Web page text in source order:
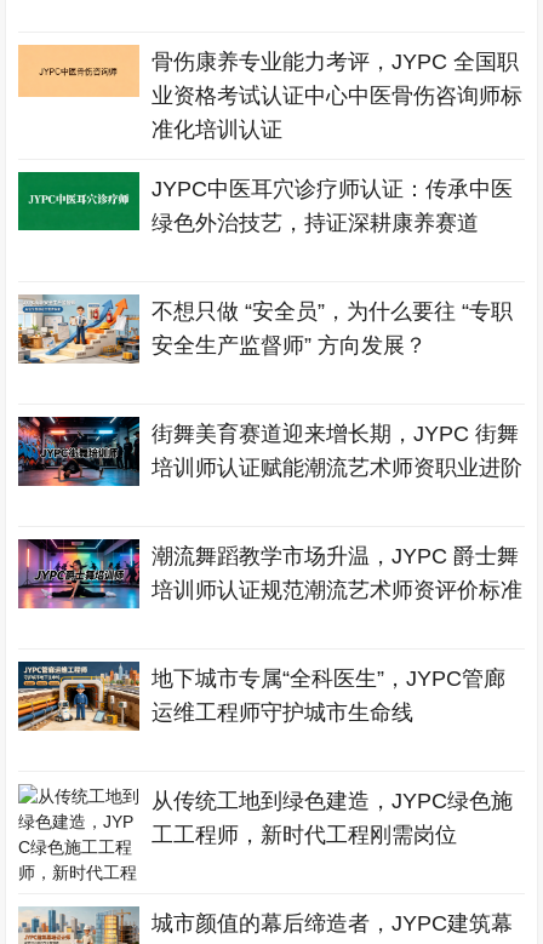
骨伤康养专业能力考评，JYPC 全国职
业资格考试认证中心中医骨伤咨询师标
准化培训认证
JYPC中医耳穴诊疗师认证：传承中医
绿色外治技艺，持证深耕康养赛道
不想只做 “安全员”，为什么要往 “专职
安全生产监督师” 方向发展？
街舞美育赛道迎来增长期，JYPC 街舞
培训师认证赋能潮流艺术师资职业进阶
潮流舞蹈教学市场升温，JYPC 爵士舞
培训师认证规范潮流艺术师资评价标准
地下城市专属“全科医生”，JYPC管廊
运维工程师守护城市生命线
从传统工地到绿色建造，JYPC绿色施
工工程师，新时代工程刚需岗位
城市颜值的幕后缔造者，JYPC建筑幕